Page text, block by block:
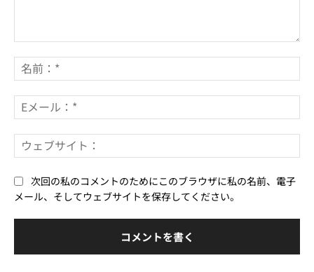
メ
ン
ト：
前
*
メ
ー
*ェ
次回の私のコメントのためにこのブラウザに私の名前、電子
メール、そしてウェブサイトを保存してください。